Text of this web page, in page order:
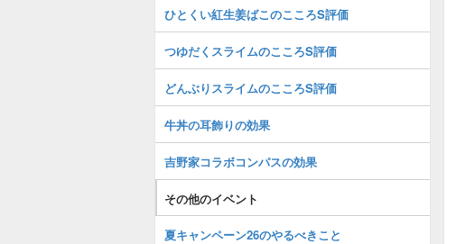
ひとくい紅生姜ばこのこころS評価
つゆだくスライムのこころS評価
どんぶりスライムのこころS評価
牛丼の耳飾りの効果
吉野家コラボコンパスの効果
その他のイベント
夏キャンペーン26のやるべきこと